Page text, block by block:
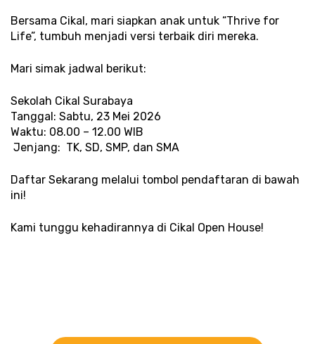
Bersama Cikal, mari siapkan anak untuk “Thrive for
Life”, tumbuh menjadi versi terbaik diri mereka.
Mari simak jadwal berikut:
Sekolah Cikal Surabaya
Tanggal: Sabtu, 23 Mei 2026
Waktu: 08.00 – 12.00 WIB
Jenjang:  TK, SD, SMP, dan SMA
Daftar Sekarang melalui tombol pendaftaran di bawah
ini!
Kami tunggu kehadirannya di Cikal Open House!